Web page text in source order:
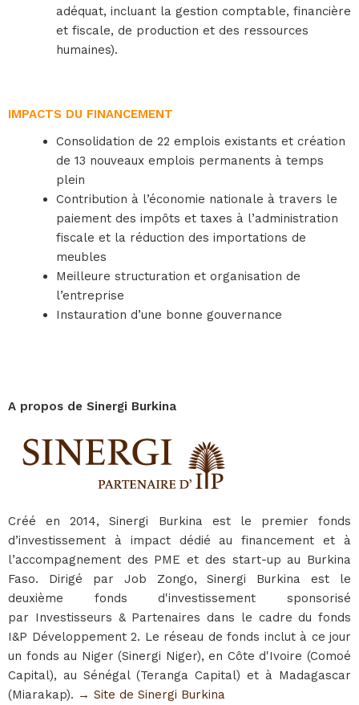
adéquat, incluant la gestion comptable, financière
et fiscale, de production et des ressources
humaines).
IMPACTS DU FINANCEMENT
Consolidation de 22 emplois existants et création
de 13 nouveaux emplois permanents à temps
plein
Contribution à l’économie nationale à travers le
paiement des impôts et taxes à l’administration
fiscale et la réduction des importations de
meubles
Meilleure structuration et organisation de
l’entreprise
Instauration d’une bonne gouvernance
A propos de Sinergi Burkina
Créé en 2014, Sinergi Burkina est le premier fonds
d’investissement à impact dédié au financement et à
l’accompagnement des PME et des start-up au Burkina
Faso. Dirigé par Job Zongo, Sinergi Burkina est le
deuxième fonds d'investissement sponsorisé
par Investisseurs & Partenaires dans le cadre du fonds
I&P Développement 2. Le réseau de fonds inclut à ce jour
un fonds au Niger (Sinergi Niger), en Côte d'Ivoire (Comoé
Capital), au Sénégal (Teranga Capital) et à Madagascar
(Miarakap). → Site de Sinergi Burkina